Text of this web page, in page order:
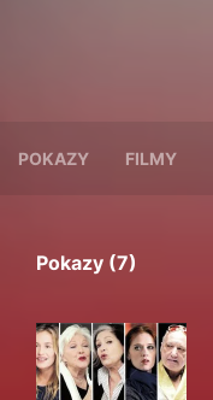
POKAZY FILMY
Pokazy (7)